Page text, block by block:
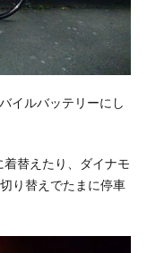
イルバッテリーにし
着替えたり、ダイナモ
り替えでたまに停車